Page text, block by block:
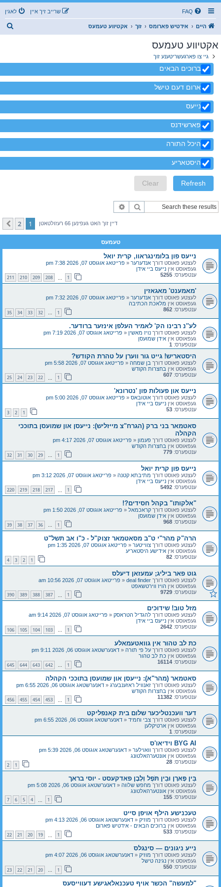
FAQ לאגין שרייב זיך איין
היים אידטיש פארומס זוך אקטיווע טעמעס
אקטיווע טעמעס
גיי צו פארגעשריטענע זוך
ברוכים הבאים
ארום דעם טישל
נייעס
פארשידנס
היכל התורה
היסטאריע
זוך
דיין זוך האט געפינען 66 רעזולטאטן 1
2
קומענדיגע
טעמעס
נייעס פון בלומינגראוו, קרית יואל
לעצטע פאוסט דורך אנדערער « פרייטאג אוגוסט 07, 2026 7:38 pm
געפאוסט אין נייעס ביי אידן
ענטפערס: 5255
1
208
209
210
211
'מאמענט' מאגאזין
לעצטע פאוסט דורך אנדערער « פרייטאג אוגוסט 07, 2026 7:32 pm
געפאוסט אין מלאכת הכתיבה
ענטפערס: 862
1
…
32
33
34
35
לע''נ רבינו הק' לאמיר העלפן אינזער ברודער.
לעצטע פאוסט דורך נויז מאשין « פרייטאג אוגוסט 07, 2026 7:19 pm
געפאוסט אין אידן שמועסן
ענטפערס: 1
היסטאריש! גייט גור ווערן על טהרת הקודש?
לעצטע פאוסט דורך בן שמחה « פרייטאג אוגוסט 07, 2026 5:58 pm
געפאוסט אין בחצרות הקודש
ענטפערס: 607
1
22
23
24
25
נייעס און פעולות פון 'נטרונא'
לעצטע פאוסט דורך אוטובאס « פרייטאג אוגוסט 07, 2026 5:00 pm
געפאוסט אין נייעס ביי אידן
ענטפערס: 53
1
2
3
סאטמאר בני ברק (הגרח"צ מייזליש): נייעסן און שמועסן בתוככי
הקהלה
לעצטע פאוסט דורך פעמון « פרייטאג אוגוסט 07, 2026 4:17 pm
געפאוסט אין בחצרות הקודש
ענטפערס: 779
1
…
29
30
31
32
נייעס פון קרית יואל
לעצטע פאוסט דורך מתיבתא קטנה « פרייטאג אוגוסט 07, 2026 3:12 pm
געפאוסט אין נייעס ביי אידן
ענטפערס: 5492
1
217
218
219
220
"אלקותו" בקהל חסידים?!
לעצטע פאוסט דורך קראכמאל « פרייטאג אוגוסט 07, 2026 1:50 pm
געפאוסט אין אידן שמועסן
ענטפערס: 968
1
…
36
37
38
39
הרה"ק מהר"י ט"ב מסאטמאר זצוק"ל - כ"ו אב תשל"ט
לעצטע פאוסט דורך צווייטער « פרייטאג אוגוסט 07, 2026 1:35 pm
געפאוסט אין אידישע היסטאריע
ענטפערס: 82
1
2
3
4
גוט פאר ביליג; עמעזאן דיעלס
לעצטע פאוסט דורך deal finder
« פרייטאג אוגוסט 07, 2026 10:56 am
געפאוסט אין הויז ווירטשאפט
ענטפערס: 9729
1
387
388
389
390
מזל טוב! שידוכים
לעצטע פאוסט דורך להגדיל הטראסק « פרייטאג אוגוסט 07, 2026 9:14 am
געפאוסט אין נייעס ביי אידן
ענטפערס: 2642
1
…
103
104
105
106
כת לב טהור אין גוואטעמאלע
לעצטע פאוסט דורך על פי תורה « דאנערשטאג אוגוסט 06, 2026 9:11 pm
געפאוסט אין כת לב טהור
ענטפערס: 16114
1
…
642
643
644
645
סאטמאר (מהר"א): נייעסן און שמועסן בתוככי הקהלה
לעצטע פאוסט דורך זאנוויל ראזענבערג « דאנערשטאג אוגוסט 06, 2026 6:55 pm
געפאוסט אין בחצרות הקודש
ענטפערס: 11382
1
453
454
455
456
דער וועכנטליכער שלום בית קאנפליקט
לעצטע פאוסט דורך צבי וחמיד « דאנערשטאג אוגוסט 06, 2026 6:55 pm
געפאוסט אין ארטיקלען
ענטפערס: 1
BYG AI וידיאו'ס
לעצטע פאוסט דורך וואוילער « דאנערשטאג אוגוסט 06, 2026 5:39 pm
געפאוסט אין אונטערהאלטונג
ענטפערס: 28
1
2
בֵּין פָּארָן וּבֵין תֹּפֶל וְלָבָן פאדקעסט - יוסי בראך
לעצטע פאוסט דורך מחפש שלווה « דאנערשטאג אוגוסט 06, 2026 5:08 pm
געפאוסט אין אונטערהאלטונג
ענטפערס: 155
1
4
5
6
7
טעכנישע הילף אויפן סייט
לעצטע פאוסט דורך מוזיק « דאנערשטאג אוגוסט 06, 2026 4:13 pm
געפאוסט אין ברוכים הבאים - אידטיש פארום
ענטפערס: 533
1
19
20
21
22
נייע ניגונים — סינגלס
לעצטע פאוסט דורך מוזיק « דאנערשטאג אוגוסט 06, 2026 4:07 pm
געפאוסט אין נגינה טישל
ענטפערס: 550
1
…
20
21
22
23
"למעשה" הכשר אויף טעכנאלאגישע דעווייסעס